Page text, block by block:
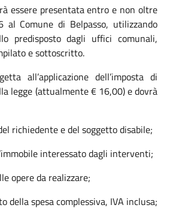
essere presentata entro e non oltre
Comune di Belpasso, utilizzando
predisposto dagli uffici comunali,
e sottoscritto.
all’applicazione dell’imposta di
legge (attualmente € 16,00) e dovrà
richiedente e del soggetto disabile;
interessato dagli interventi;
opere da realizzare;
della spesa complessiva, IVA inclusa;